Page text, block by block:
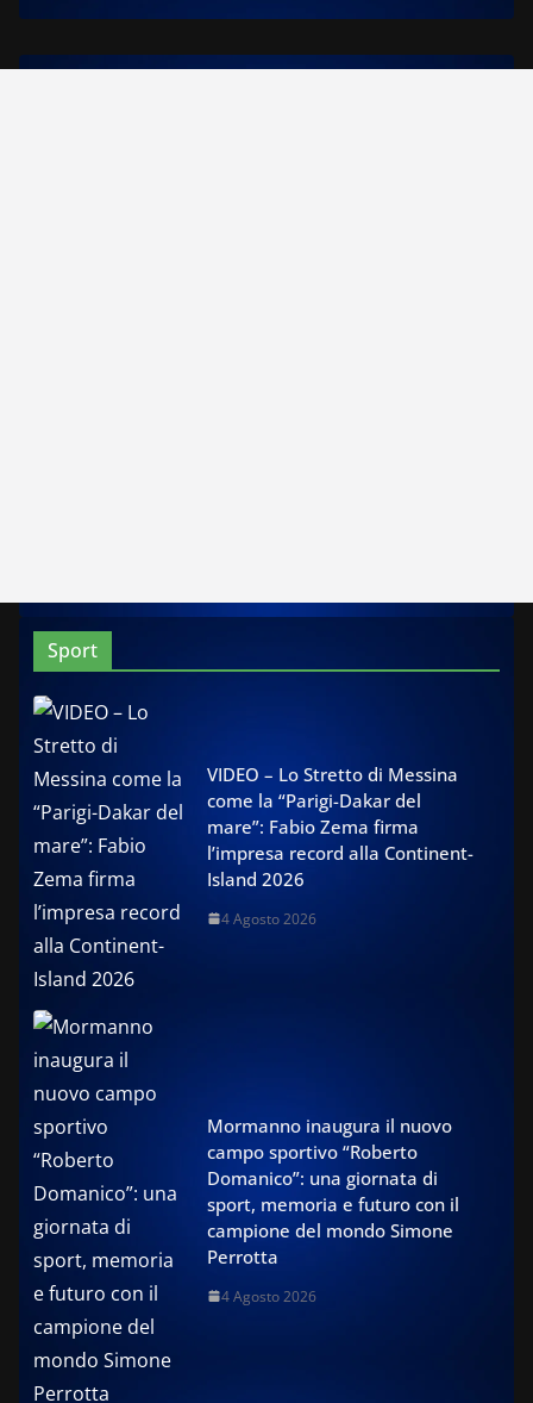
Sport
VIDEO – Lo Stretto di Messina
come la “Parigi-Dakar del
mare”: Fabio Zema firma
l’impresa record alla Continent-
Island 2026
4 Agosto 2026
Mormanno inaugura il nuovo
campo sportivo “Roberto
Domanico”: una giornata di
sport, memoria e futuro con il
campione del mondo Simone
Perrotta
4 Agosto 2026